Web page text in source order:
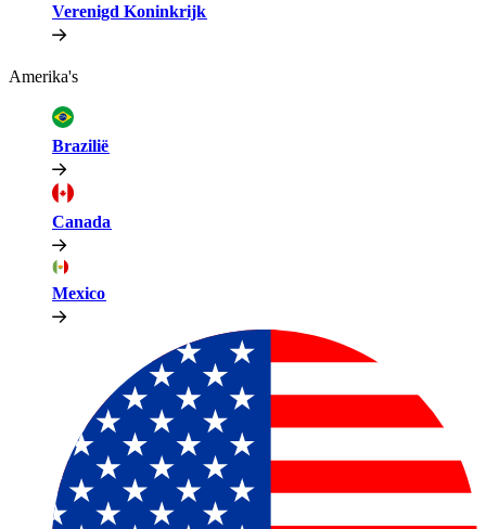
Verenigd Koninkrijk​​
Amerika's​​
Brazilië​​
Canada​​
Mexico​​